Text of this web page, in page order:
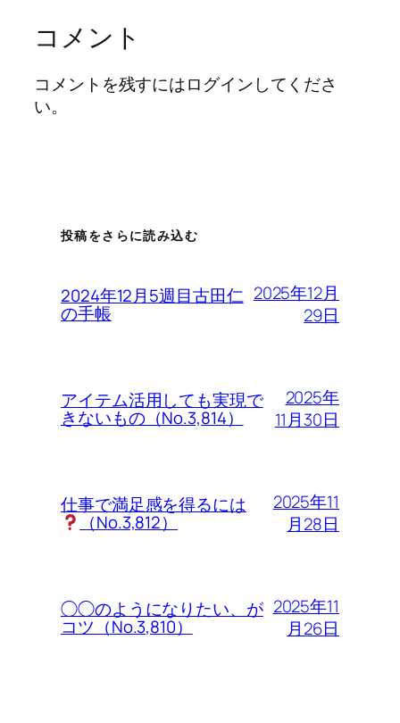
コメント
コメントを残すにはログインしてくださ
い。
投稿をさらに読み込む
2024年12月5週目古田仁
の手帳
2025年12月
29日
アイテム活用しても実現で
きないもの（No.3,814）
2025年
11月30日
仕事で満足感を得るには
（No.3,812）
2025年11
月28日
◯◯のようになりたい、が
コツ（No.3,810）
2025年11
月26日